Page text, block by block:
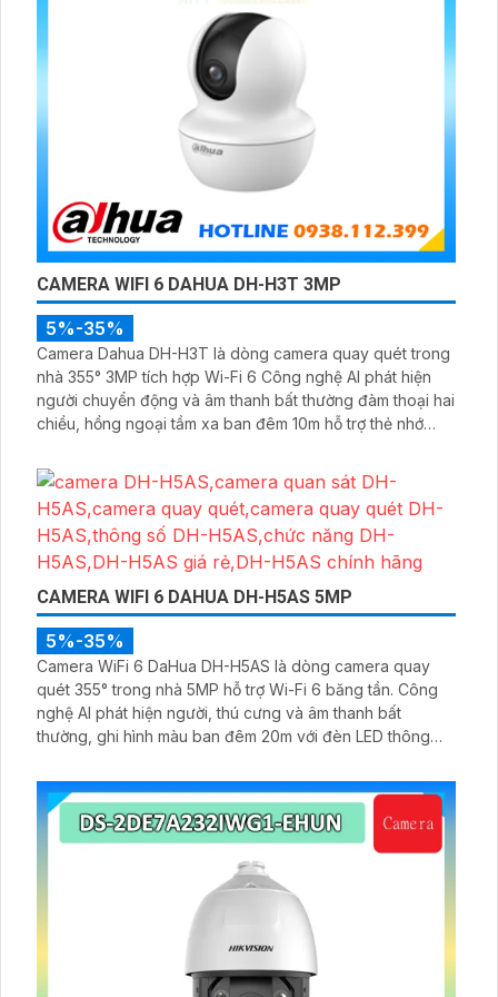
CAMERA WIFI 6 DAHUA DH-H3T 3MP
5%-35%
Camera Dahua DH-H3T là dòng camera quay quét trong
nhà 355° 3MP tích hợp Wi-Fi 6 Công nghệ AI phát hiện
người chuyển động và âm thanh bất thường đàm thoại hai
chiều, hồng ngoại tầm xa ban đêm 10m hỗ trợ thẻ nhớ
DMSS
CAMERA WIFI 6 DAHUA DH-H5AS 5MP
5%-35%
Camera WiFi 6 DaHua DH-H5AS là dòng camera quay
quét 355° trong nhà 5MP hỗ trợ Wi-Fi 6 băng tần. Công
nghệ AI phát hiện người, thú cưng và âm thanh bất
thường, ghi hình màu ban đêm 20m với đèn LED thông
dụng DMSS,